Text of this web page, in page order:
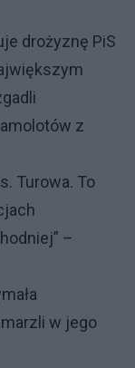
drożyznę PiS
z
Turowa. To
–
w jego